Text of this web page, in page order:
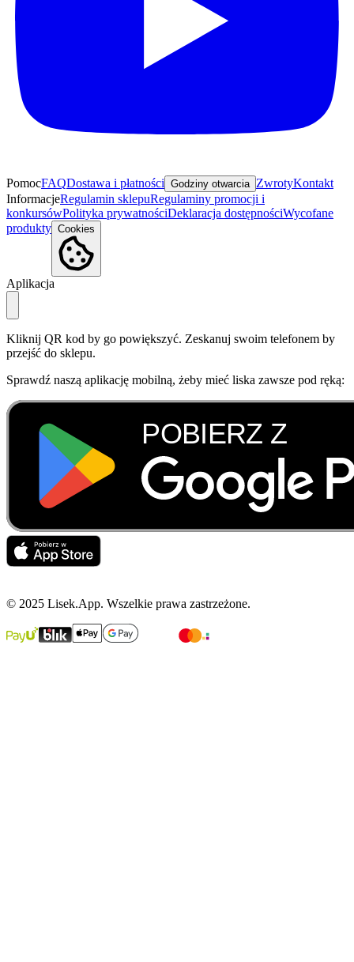
PomocFAQDostawa i płatności Godziny otwarcia ZwrotyKontakt
InformacjeRegulamin sklepuRegulaminy promocji i
konkursówPolityka prywatnościDeklaracja dostępnościWycofane
produkty Cookies
Aplikacja
Kliknij QR kod by go powiększyć. Zeskanuj swoim telefonem by
przejść do sklepu.
Sprawdź naszą aplikację mobilną, żeby mieć liska zawsze pod ręką:
© 2025 Lisek.App. Wszelkie prawa zastrzeżone.